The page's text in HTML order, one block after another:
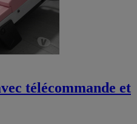
télécommande et